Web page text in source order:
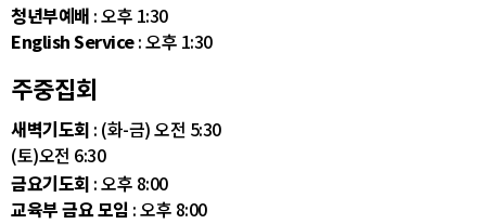
청년부예배 : 오후 1:30
English Service: 오후 1:30
주중집회
새벽기도회 : (화-금) 오전 5:30
(토)오전 6:30
금요기도회 : 오후 8:00
교육부 금요 모임 : 오후 8:00